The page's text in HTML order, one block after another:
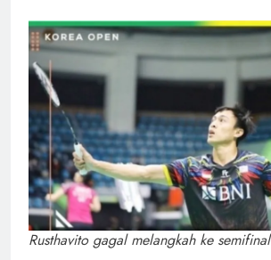
Rusthavito gagal melangkah ke semifinal